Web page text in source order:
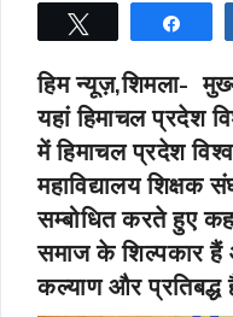
हिम न्यूज़,शिमला-
यहां हिमाचल प्रदेश
में हिमाचल प्रदेश
महाविद्यालय शिक्षक
सम्बोधित करते हुए
समाज के शिल्पकार
कल्याण और प्रतिबद्ध